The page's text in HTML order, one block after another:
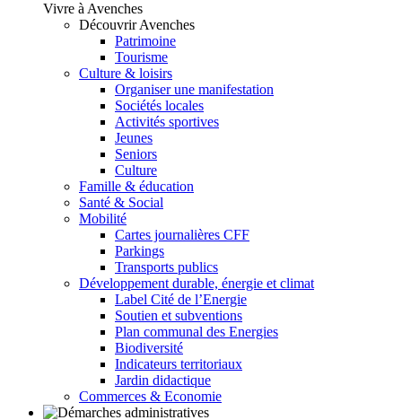
Vivre à Avenches
Découvrir Avenches
Patrimoine
Tourisme
Culture & loisirs
Organiser une manifestation
Sociétés locales
Activités sportives
Jeunes
Seniors
Culture
Famille & éducation
Santé & Social
Mobilité
Cartes journalières CFF
Parkings
Transports publics
Développement durable, énergie et climat
Label Cité de l’Energie
Soutien et subventions
Plan communal des Energies
Biodiversité
Indicateurs territoriaux
Jardin didactique
Commerces & Economie